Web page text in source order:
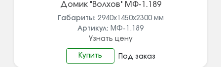
Домик "Волхов" МФ-1.189
Габариты: 2940x1450x2300 мм
Артикул: МФ-1.189
Узнать цену
Купить Под заказ